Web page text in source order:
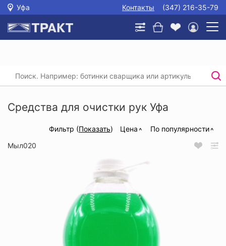
Уфа Контакты (347) 216-35-79
Главная / /
Средства для очистки рук
Средства для очистки рук Уфа
Фильтр (Показать) Цена
По популярности
Мыл020